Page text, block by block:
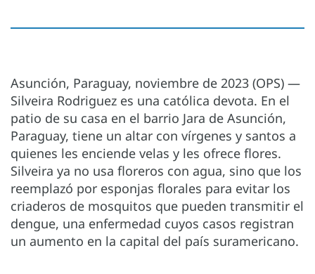
Asunción, Paraguay, noviembre de 2023 (OPS) —
Silveira Rodriguez es una católica devota. En el
patio de su casa en el barrio Jara de Asunción,
Paraguay, tiene un altar con vírgenes y santos a
quienes les enciende velas y les ofrece flores.
Silveira ya no usa floreros con agua, sino que los
reemplazó por esponjas florales para evitar los
criaderos de mosquitos que pueden transmitir el
dengue, una enfermedad cuyos casos registran
un aumento en la capital del país suramericano.